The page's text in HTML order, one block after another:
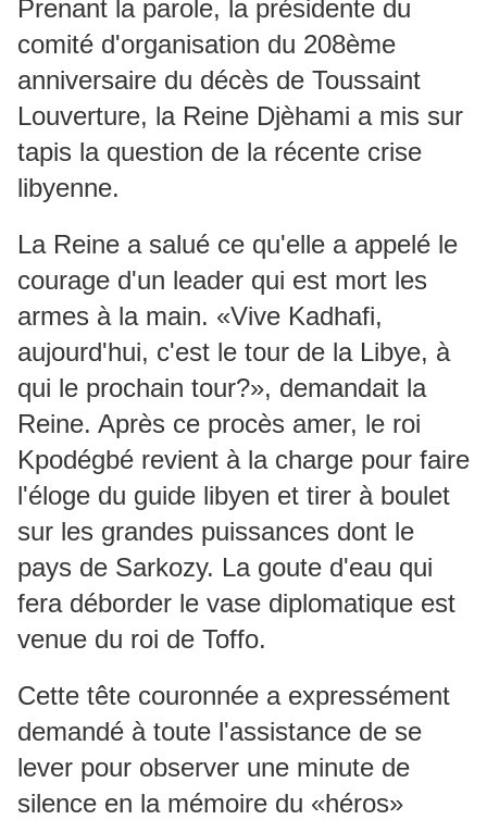
Prenant la parole, la présidente du
comité d'organisation du 208ème
anniversaire du décès de Toussaint
Louverture, la Reine Djèhami a mis sur
tapis la question de la récente crise
libyenne.
La Reine a salué ce qu'elle a appelé le
courage d'un leader qui est mort les
armes à la main. «Vive Kadhafi,
aujourd'hui, c'est le tour de la Libye, à
qui le prochain tour?», demandait la
Reine. Après ce procès amer, le roi
Kpodégbé revient à la charge pour faire
l'éloge du guide libyen et tirer à boulet
sur les grandes puissances dont le
pays de Sarkozy. La goute d'eau qui
fera déborder le vase diplomatique est
venue du roi de Toffo.
Cette tête couronnée a expressément
demandé à toute l'assistance de se
lever pour observer une minute de
silence en la mémoire du «héros»